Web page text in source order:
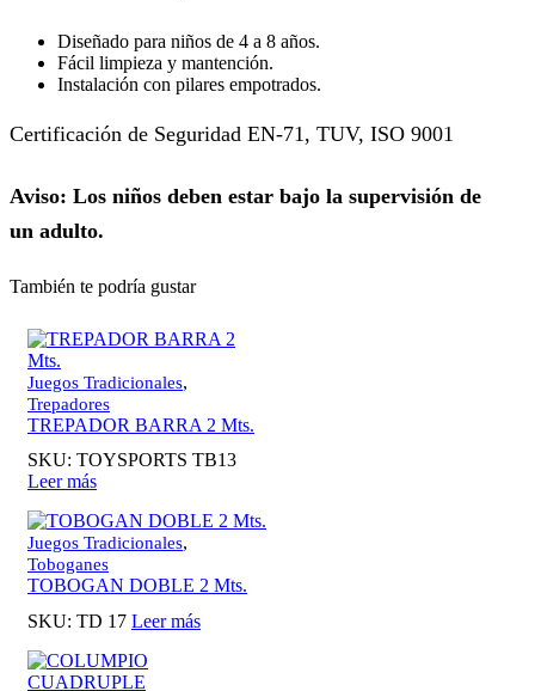
Diseñado para niños de 4 a 8 años.
Fácil limpieza y mantención.
Instalación con pilares empotrados.
Certificación de Seguridad EN-71, TUV, ISO 9001
Aviso: Los niños deben estar bajo la supervisión de
un adulto.
También te podría gustar
Juegos Tradicionales,
Trepadores
TREPADOR BARRA 2 Mts.
SKU: TOYSPORTS TB13
Leer más
Juegos Tradicionales,
Toboganes
TOBOGAN DOBLE 2 Mts.
SKU: TD 17 Leer más